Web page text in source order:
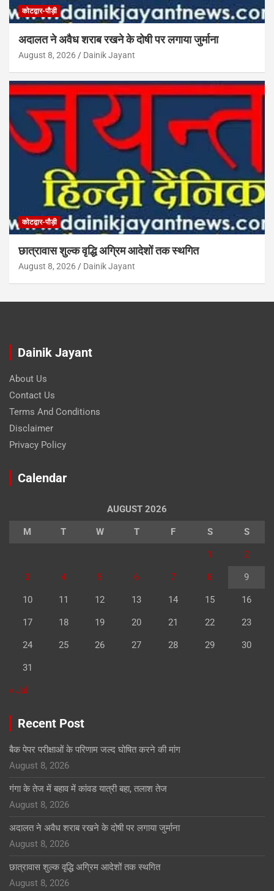
कोटद्वार-पौड़ी
अदालत ने अवैध शराब रखने के दोषी पर लगाया जुर्माना
August 8, 2026 Dainik Jayant
कोटद्वार-पौड़ी
छात्रावास शुल्क वृद्धि अग्रिम आदेशों तक स्थगित
August 8, 2026 Dainik Jayant
Dainik Jayant
About Us
Contact Us
Terms And Conditions
Disclaimer
Privacy Policy
Calendar
AUGUST 2026
M T W T F S S
1 2
3 4 5 6 7 8 9
10 11 12 13 14 15 16
17 18 19 20 21 22 23
24 25 26 27 28 29 30
31
« Jul
Recent Post
बैक पेपर परीक्षाओं के परिणाम जल्द घोषित करने की मांग
August 8, 2026
गंगा के तेज में बहाव में कांवड यात्री बहा, तलाश तेज
August 8, 2026
अदालत ने अवैध शराब रखने के दोषी पर लगाया जुर्माना
August 8, 2026
छात्रावास शुल्क वृद्धि अग्रिम आदेशों तक स्थगित
August 8, 2026